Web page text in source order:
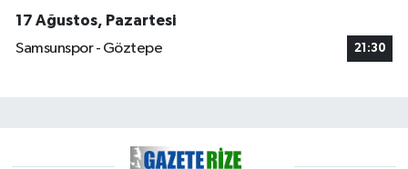
17 Ağustos, Pazartesi
Samsunspor - Göztepe
21:30